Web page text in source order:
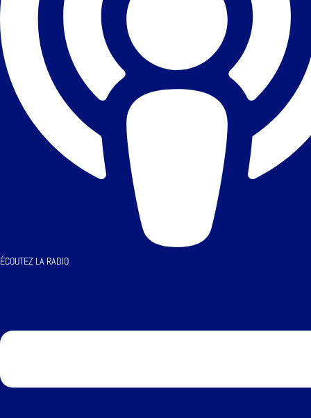
ÉCOUTEZ LA RADIO